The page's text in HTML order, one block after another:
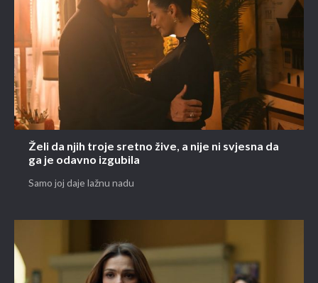
Želi da njih troje sretno žive, a nije ni svjesna da
ga je odavno izgubila
Samo joj daje lažnu nadu